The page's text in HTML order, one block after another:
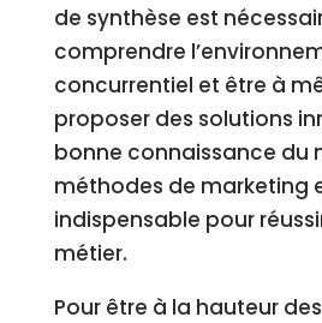
de synthèse est
comprendre
concurrentiel et être à
proposer des solutions
bonne connaissance du
méthodes de marketing
indispensable pour
métier.
Pour être à la hauteur